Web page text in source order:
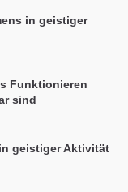
in geistiger
Funktionieren
sind
geistiger Aktivität